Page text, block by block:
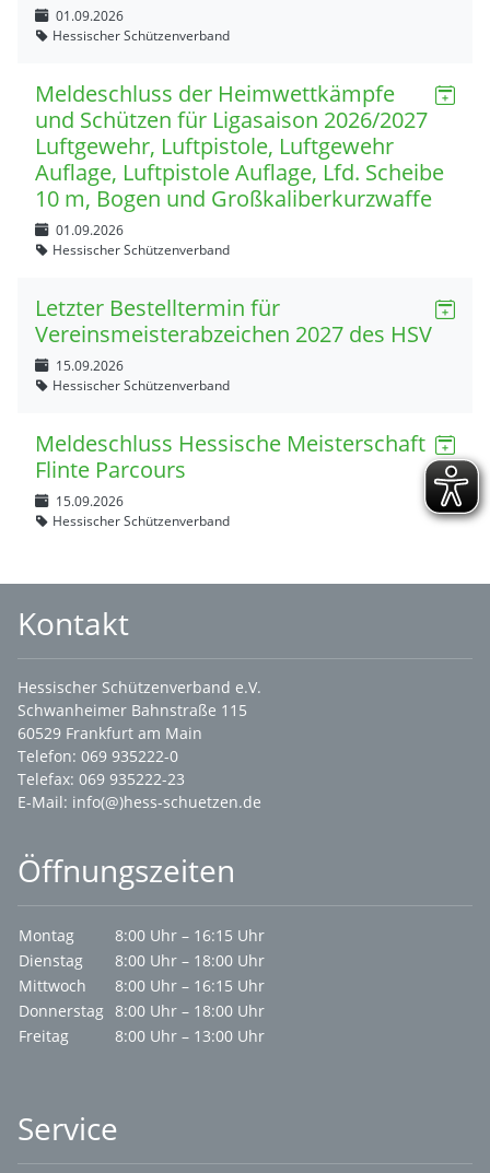
01.09.2026
Hessischer Schützenverband
Meldeschluss der Heimwettkämpfe
und Schützen für Ligasaison 2026/2027
Luftgewehr, Luftpistole, Luftgewehr
Auflage, Luftpistole Auflage, Lfd. Scheibe
10 m, Bogen und Großkaliberkurzwaffe
01.09.2026
Hessischer Schützenverband
Letzter Bestelltermin für
Vereinsmeisterabzeichen 2027 des HSV
15.09.2026
Hessischer Schützenverband
Meldeschluss Hessische Meisterschaft
Flinte Parcours
15.09.2026
Hessischer Schützenverband
Kontakt
Hessischer Schützenverband e.V.
Schwanheimer Bahnstraße 115
60529 Frankfurt am Main
Telefon: 069 935222-0
Telefax: 069 935222-23
E-Mail: info(@)hess-schuetzen.de
Öffnungszeiten
Montag
8:00 Uhr – 16:15 Uhr
Dienstag
8:00 Uhr – 18:00 Uhr
Mittwoch
8:00 Uhr – 16:15 Uhr
Donnerstag 8:00 Uhr – 18:00 Uhr
Freitag
8:00 Uhr – 13:00 Uhr
Service